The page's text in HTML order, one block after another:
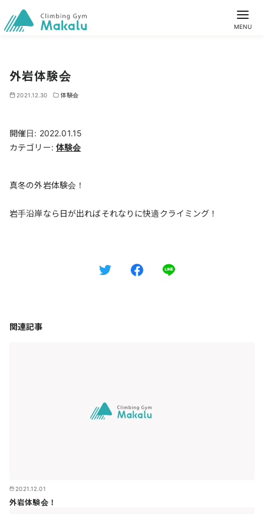
外岩体験会
2021.12.30 体験会
開催日: 2022.01.15
カテゴリー: 体験会
真冬の外岩体験会！
岩手沿岸なら日が出ればそれなりに快適クライミング！
関連記事
2021.12.01
外岩体験会！